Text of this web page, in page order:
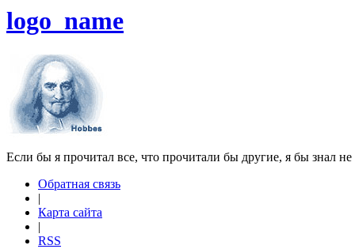
logo_name
Если бы я прочитал все, что прочитали бы другие, я бы знал
Обратная связь
|
Карта сайта
|
RSS